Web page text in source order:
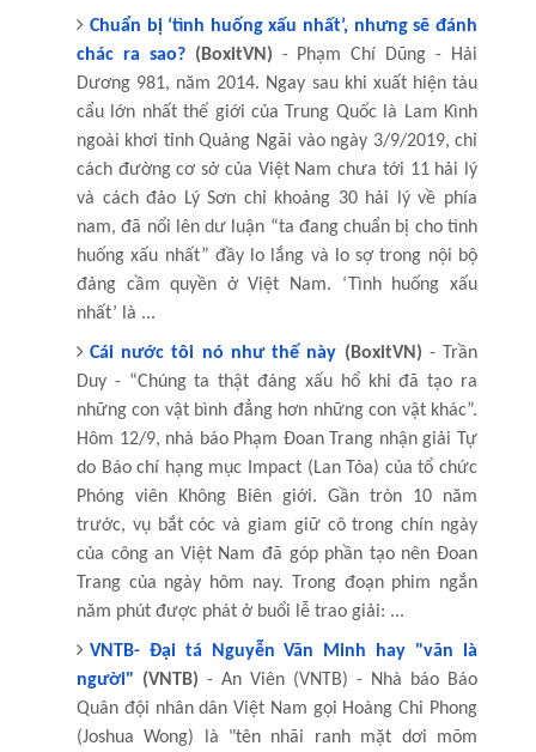
Chuẩn bị ‘tình huống xấu nhất’, nhưng sẽ đánh
chác ra sao?(BoxitVN) - Phạm Chí Dũng - Hải
Dương 981, năm 2014. Ngay sau khi xuất hiện tàu
cẩu lớn nhất thế giới của Trung Quốc là Lam Kình
ngoài khơi tỉnh Quảng Ngãi vào ngày 3/9/2019, chỉ
cách đường cơ sở của Việt Nam chưa tới 11 hải lý
và cách đảo Lý Sơn chỉ khoảng 30 hải lý về phía
nam, đã nổi lên dư luận “ta đang chuẩn bị cho tình
huống xấu nhất” đầy lo lắng và lo sợ trong nội bộ
đảng cầm quyền ở Việt Nam. ‘Tình huống xấu
nhất’ là ...
Cái nước tôi nó như thế này (BoxitVN) - Trần
Duy - “Chúng ta thật đáng xấu hổ khi đã tạo ra
những con vật bình đẳng hơn những con vật khác”.
Hôm 12/9, nhà báo Phạm Đoan Trang nhận giải Tự
do Báo chí hạng mục Impact (Lan Tỏa) của tổ chức
Phóng viên Không Biên giới. Gần tròn 10 năm
trước, vụ bắt cóc và giam giữ cô trong chín ngày
của công an Việt Nam đã góp phần tạo nên Đoan
Trang của ngày hôm nay. Trong đoạn phim ngắn
năm phút được phát ở buổi lễ trao giải: ...
VNTB- Đại tá Nguyễn Văn Minh hay "văn là
người" (VNTB) - An Viên (VNTB) - Nhà báo Báo
Quân đội nhân dân Việt Nam gọi Hoàng Chi Phong
(Joshua Wong) là "tên nhãi ranh mặt dơi mõm